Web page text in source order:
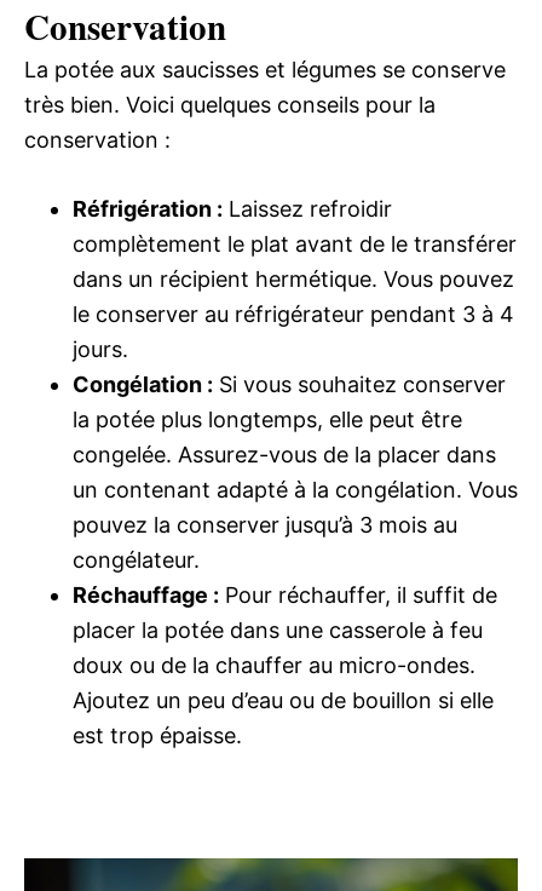
Conservation
La potée aux saucisses et légumes se conserve
très bien. Voici quelques conseils pour la
conservation :
Réfrigération : Laissez refroidir
complètement le plat avant de le transférer
dans un récipient hermétique. Vous pouvez
le conserver au réfrigérateur pendant 3 à 4
jours.
Congélation : Si vous souhaitez conserver
la potée plus longtemps, elle peut être
congelée. Assurez-vous de la placer dans
un contenant adapté à la congélation. Vous
pouvez la conserver jusqu’à 3 mois au
congélateur.
Réchauffage : Pour réchauffer, il suffit de
placer la potée dans une casserole à feu
doux ou de la chauffer au micro-ondes.
Ajoutez un peu d’eau ou de bouillon si elle
est trop épaisse.